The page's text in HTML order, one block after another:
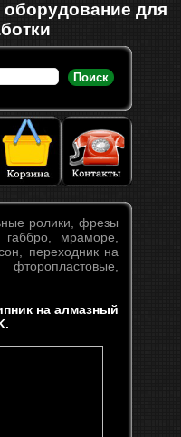
для
Поиск
ролики, фрезы
мраморе,
переходник на
на алмазный